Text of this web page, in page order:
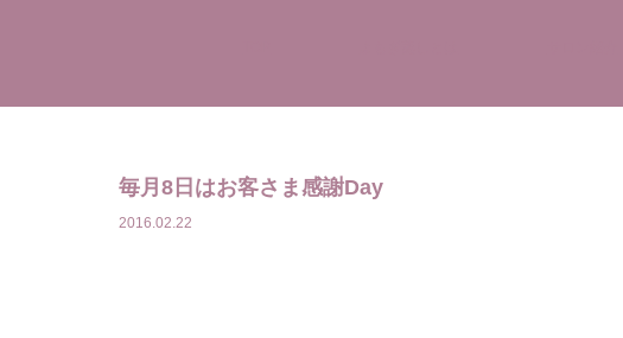
毎月8日はお客さま感謝Day
2016.02.22